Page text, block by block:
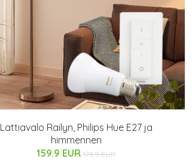
Lattiavalo Railyn, Philips Hue E27 ja
himmennen
159.9 EUR 178.9 EUR